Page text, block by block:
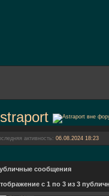
активность: 06.08.2024 18:23
сообщения
с 1 по 3 из 3